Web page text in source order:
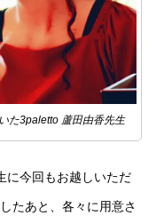
た3paletto 蘆田由香先生
に今回もお越しいただ
たあと、各々に用意さ